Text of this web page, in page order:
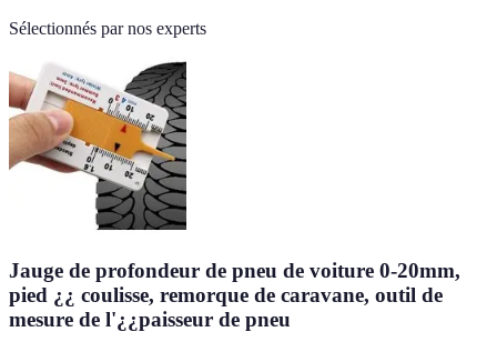
Sélectionnés par nos experts
Jauge de profondeur de pneu de voiture 0-20mm,
pied ¿¿ coulisse, remorque de caravane, outil de
mesure de l'¿¿paisseur de pneu